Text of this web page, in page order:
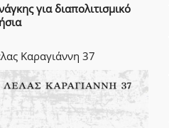
για διαπολιτισμικό
Καραγιάννη 37